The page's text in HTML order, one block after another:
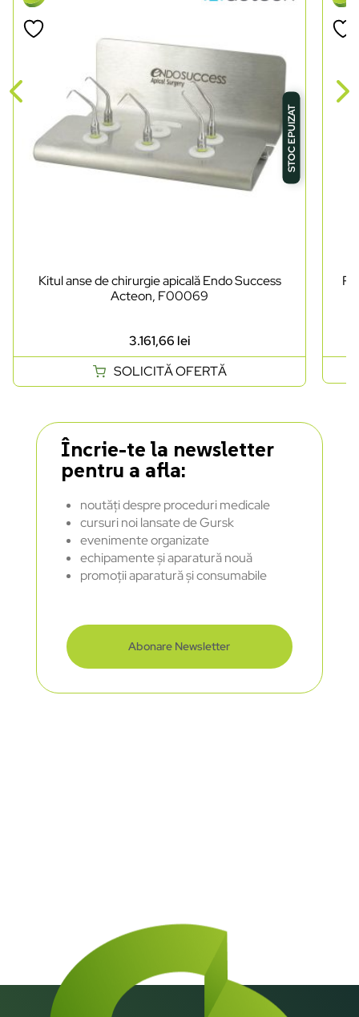
STOC EPUIZAT
Kitul anse de chirurgie apicală Endo Success
Acteon, F00069
3.161,66 lei
SOLICITĂ OFERTĂ
Încrie-te la newsletter
pentru a afla:
noutăți despre proceduri medicale
cursuri noi lansate de Gursk
evenimente organizate
echipamente și aparatură nouă
promoții aparatură și consumabile
Abonare Newsletter